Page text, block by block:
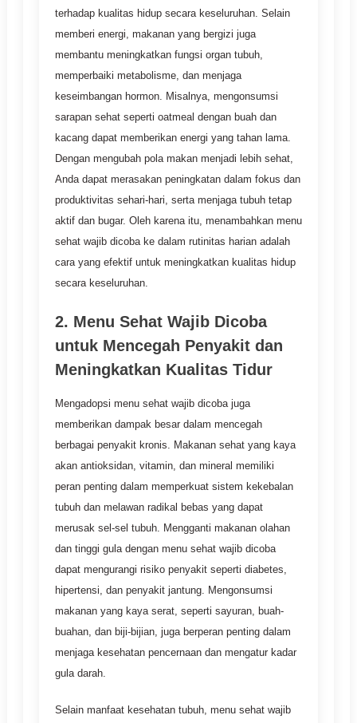
terhadap kualitas hidup secara keseluruhan. Selain
memberi energi, makanan yang bergizi juga
membantu meningkatkan fungsi organ tubuh,
memperbaiki metabolisme, dan menjaga
keseimbangan hormon. Misalnya, mengonsumsi
sarapan sehat seperti oatmeal dengan buah dan
kacang dapat memberikan energi yang tahan lama.
Dengan mengubah pola makan menjadi lebih sehat,
Anda dapat merasakan peningkatan dalam fokus dan
produktivitas sehari-hari, serta menjaga tubuh tetap
aktif dan bugar. Oleh karena itu, menambahkan menu
sehat wajib dicoba ke dalam rutinitas harian adalah
cara yang efektif untuk meningkatkan kualitas hidup
secara keseluruhan.
2. Menu Sehat Wajib Dicoba
untuk Mencegah Penyakit dan
Meningkatkan Kualitas Tidur
Mengadopsi menu sehat wajib dicoba juga
memberikan dampak besar dalam mencegah
berbagai penyakit kronis. Makanan sehat yang kaya
akan antioksidan, vitamin, dan mineral memiliki
peran penting dalam memperkuat sistem kekebalan
tubuh dan melawan radikal bebas yang dapat
merusak sel-sel tubuh. Mengganti makanan olahan
dan tinggi gula dengan menu sehat wajib dicoba
dapat mengurangi risiko penyakit seperti diabetes,
hipertensi, dan penyakit jantung. Mengonsumsi
makanan yang kaya serat, seperti sayuran, buah-
buahan, dan biji-bijian, juga berperan penting dalam
menjaga kesehatan pencernaan dan mengatur kadar
gula darah.
Selain manfaat kesehatan tubuh, menu sehat wajib